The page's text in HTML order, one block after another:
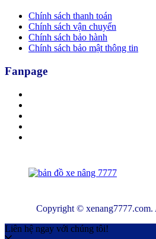
Chính sách thanh toán
Chính sách vận chuyển
Chính sách bảo hành
Chính sách bảo mật thông tin
Fanpage
Copyright © xenang7777.com.
Liên hệ ngay với chúng tôi!